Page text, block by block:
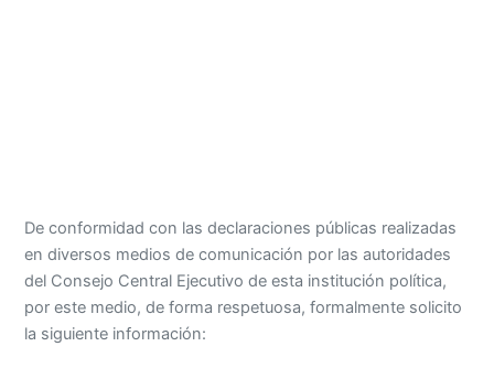
De conformidad con las declaraciones públicas realizadas
en diversos medios de comunicación por las autoridades
del Consejo Central Ejecutivo de esta institución política,
por este medio, de forma respetuosa, formalmente solicito
la siguiente información: